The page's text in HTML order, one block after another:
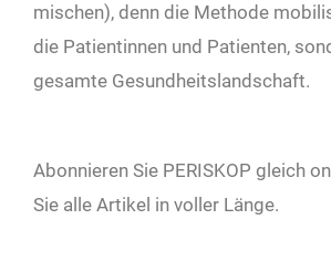
mischen), denn die Methode
die Patientinnen und Patienten,
gesamte Gesundheitslandschaft.
Abonnieren Sie PERISKOP gleich
Sie alle Artikel in voller Länge.